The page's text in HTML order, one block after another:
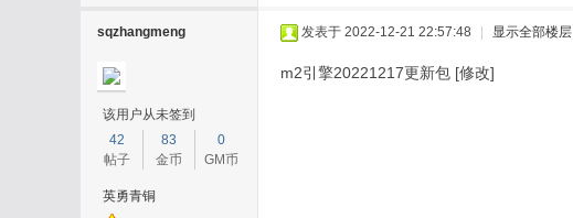
sqzhangmeng
该用户从未签到
42
帖子
83
金币
0
GM币
英勇青铜
发表于 2022-12-21 22:57:48 显示全部楼层
m2引擎20221217更新包 [修改]